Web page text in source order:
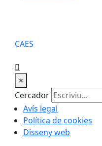
CAES
×
Cercador
Avís legal
Política de cookies
Disseny web